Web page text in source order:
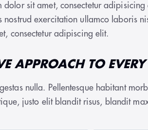
dolor sit amet, consectetur
nostrud exercitation ullamco laboris
consectetur adipiscing elit.
APPROACH TO EVERY
nulla. Pellentesque habitant
justo elit blandit risus, blandit